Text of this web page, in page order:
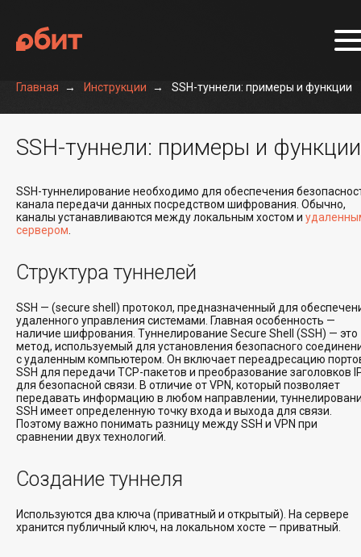
Главная Инструкции SSH-туннели: примеры и функции
SSH-туннели: примеры и функции
SSH-туннелирование необходимо для обеспечения
канала передачи данных посредством шифрования. Обычно,
каналы устанавливаются между локальным хостом и
сервером
Структура туннелей
SSH — (secure shell) протокол, предназначенный для
удаленного управления системами. Главная особенность —
наличие шифрования. Туннелирование Secure Shell (SSH) — это
метод, используемый для установления безопасного
с удаленным компьютером. Он включает переадресацию
SSH для передачи TCP-пакетов и преобразование заголовков
для безопасной связи. В отличие от VPN, который позволяет
передавать информацию в любом направлении,
SSH имеет определенную точку входа и выхода для связи.
Поэтому важно понимать разницу между SSH и VPN при
сравнении двух технологий.
Создание туннеля
Используются два ключа (приватный и открытый). На сервере
хранится публичный ключ, на локальном хосте — приватный.